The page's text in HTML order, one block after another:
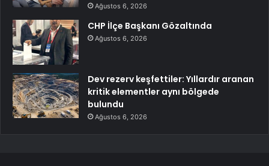
Ağustos 6, 2026
CHP İlçe Başkanı Gözaltında
Ağustos 6, 2026
Dev rezerv keşfettiler: Yıllardır aranan
kritik elementler aynı bölgede
bulundu
Ağustos 6, 2026